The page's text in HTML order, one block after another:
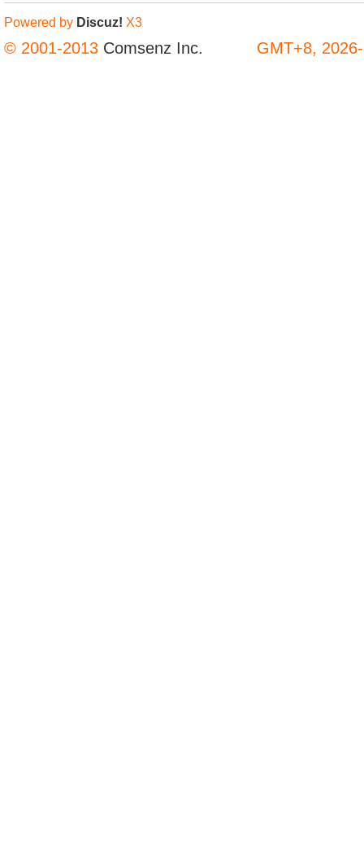
GMT+8,
Powered by Discuz! X3
© 2001-2013 Comsenz Inc.